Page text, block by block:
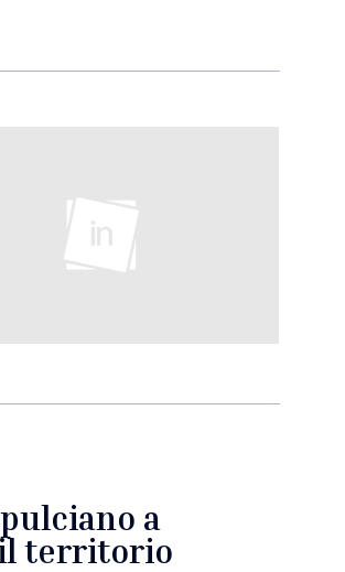
a
territorio